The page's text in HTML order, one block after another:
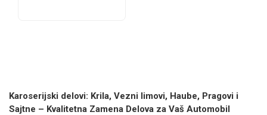
Karoserijski delovi: Krila, Vezni limovi, Haube, Pragovi i
Sajtne – Kvalitetna Zamena Delova za Vaš Automobil